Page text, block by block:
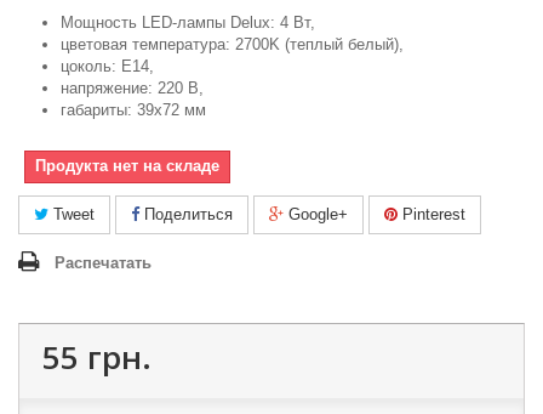
Мощность LED-лампы Delux: 4 Вт,
цветовая температура: 2700K (теплый белый),
цоколь: E14,
напряжение: 220 В,
габариты: 39x72 мм
Продукта нет на складе
Tweet Поделиться Google+ Pinterest
Распечатать
55 грн.